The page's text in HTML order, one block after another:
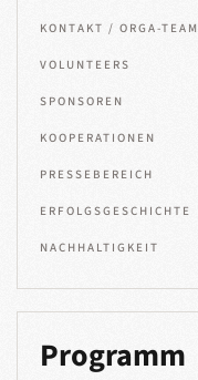
KONTAKT / ORGA-TEAM
VOLUNTEERS
SPONSOREN
KOOPERATIONEN
PRESSEBEREICH
ERFOLGSGESCHICHTE
NACHHALTIGKEIT
Programm